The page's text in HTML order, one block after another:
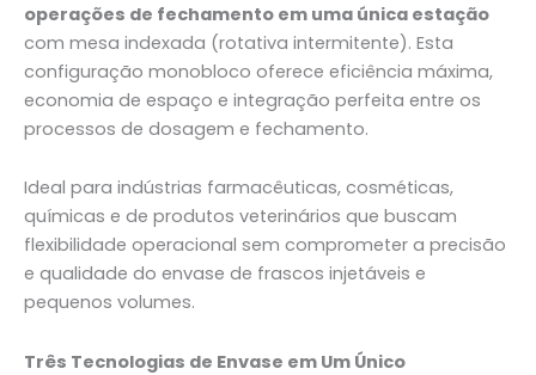
operações de fechamento em uma única estação
com mesa indexada (rotativa intermitente). Esta
configuração monobloco oferece eficiência máxima,
economia de espaço e integração perfeita entre os
processos de dosagem e fechamento.
Ideal para indústrias farmacêuticas, cosméticas,
químicas e de produtos veterinários que buscam
flexibilidade operacional sem comprometer a precisão
e qualidade do envase de frascos injetáveis e
pequenos volumes.
Três Tecnologias de Envase em Um Único